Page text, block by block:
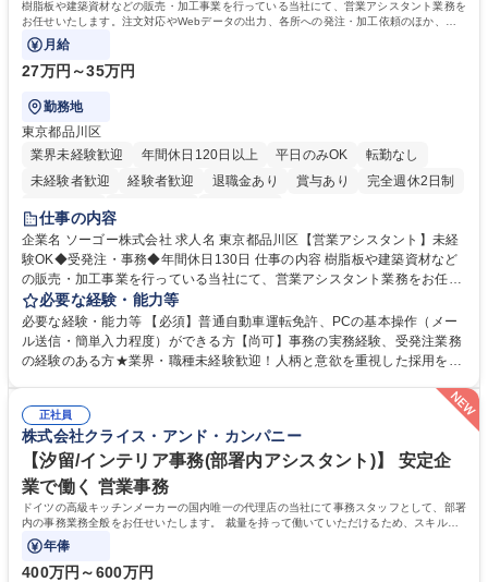
樹脂板や建築資材などの販売・加工事業を行っている当社にて、営業アシスタント業務を
お任せいたします。注文対応やWebデータの出力、各所への発注・加工依頼のほか、電
話・メール対応等の事務業務を担当します。
月給
27万円～35万円
勤務地
東京都品川区
業界未経験歓迎
年間休日120日以上 平日のみOK
転勤なし
未経験者歓迎
経験者歓迎 退職金あり 賞与あり
完全週休2日制
交通費支給
仕事の内容
企業名 ソーゴー株式会社 求人名 東京都品川区【営業アシスタント】未経
験OK◆受発注・事務◆年間休日130日 仕事の内容 樹脂板や建築資材など
の販売・加工事業を行っている当社にて、営業アシスタント業務をお任せ
いたします。注文対応やWebデータの出力、各所への発注・加工依頼のほ
か、電話・メール対応等の事務業務を担当します。 ■受注・発注業務：FA
Xによる注文対応、Web発注データのプリントアウト、各仕入先・協力会
社への発注および加工依頼等 ■納品書・請求書の作成および発送手配 ■商
随する事務全般 ※高度なPCスキルは不要です。【業務内容の変更範囲】
当社の指定する業務 募集職種 東京都品川区【営業アシスタント】未経験O
K◆受発注・事務◆年間休日130日
必要な経験・能力等
必要な経験・能力等 【必須】普通自動車運転免許、PCの基本操作（メー
ル送信・簡単入力程度）ができる方【尚可】事務の実務経験、受発注業務
の経験のある方★業界・職種未経験歓迎！人柄と意欲を重視した採用を行
社員が多数在籍しています。 【求める人物像】納期優先の業界のため状況
変化に臨機応変かつ柔軟に対応できる方、約束を守り正確に作業を進めら
れる方を求めています。高度なPCスキルや関数知識は一切不要です。丁
寧な指導体制が整っているため、安心してお仕事をスタートしていただけ
ます。 学歴・資格 学歴：大学院 大学 高専 短大 専修学校 高校 語学力：
資格：
正社員
株式会社クライス・アンド・カンパニー
【汐留/インテリア事務(部署内アシスタント)】 安定企
業で働く 営業事務
ドイツの高級キッチンメーカーの国内唯一の代理店の当社にて事務スタッフとして、部署
内の事務業務全般をお任せいたします。 裁量を持って働いていただけるため、スキルア
ップも可能です。
年俸
400万円～600万円